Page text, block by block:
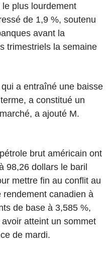
plus lourdement
de 1,9 %, soutenu
avant la
trimestriels la semaine
a entraîné une baisse
a constitué un
a ajouté M.
brut américain ont
98,26 dollars le baril
mettre fin au conflit au
canadien à
de base à 3,585 %,
atteint un sommet
de mardi.